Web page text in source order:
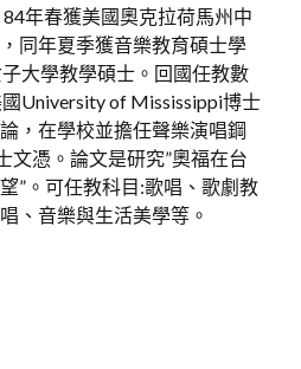
84年春獲美國奧克拉荷馬州中
同年夏季獲音樂教育碩士學
大學教學碩士。回國任教數
University of Mississippi博士
，在學校並擔任聲樂演唱鋼
文憑。論文是研究”奧福在台
”。可任教科目:歌唱、歌劇教
、音樂與生活美學等。